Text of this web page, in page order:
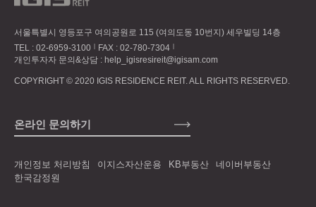
서울특별시 영등포구 여의공원로 115 (여의도동 10번지) 세우빌딩 14층
TEL : 02-6959-3100
FAX : 02-780-7304
개인투자자 문의&상담 : help_igisresireit@igisam.com
COPYRIGHT © 2020 IGIS RESIDENCE REIT. ALL RIGHTS RESERVED.
온라인 문의하기
개인정보 처리방침 이지스자산운용 KB부동산
네이버부동산
한국감정원